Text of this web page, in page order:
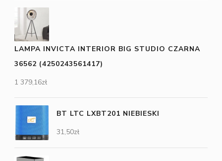
LAMPA INVICTA INTERIOR BIG STUDIO CZARNA
36562 (4250243561417)
1 379,16zł
BT LTC LXBT201 NIEBIESKI
31,50zł